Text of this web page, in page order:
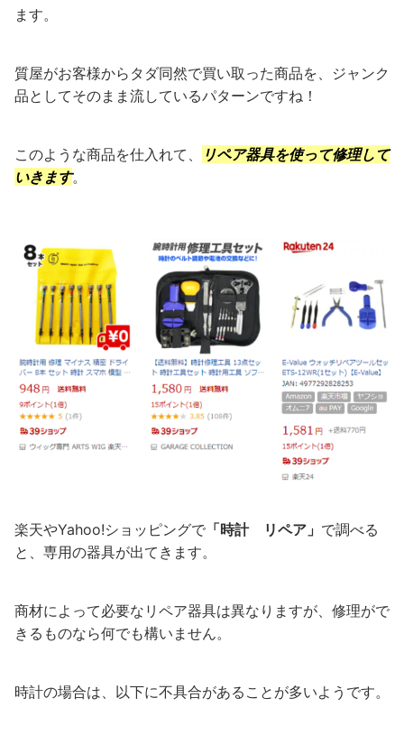
ます。
質屋がお客様からタダ同然で買い取った商品を、ジャンク
品としてそのまま流しているパターンですね！
このような商品を仕入れて、
リペア器具を使って修理して
いきます。
楽天やYahoo!ショッピングで 「時計 リペア」 で調べる
と、専用の器具が出てきます。
商材によって必要なリペア器具は異なりますが、修理がで
きるものなら何でも構いません。
時計の場合は、以下に不具合があることが多いようです。